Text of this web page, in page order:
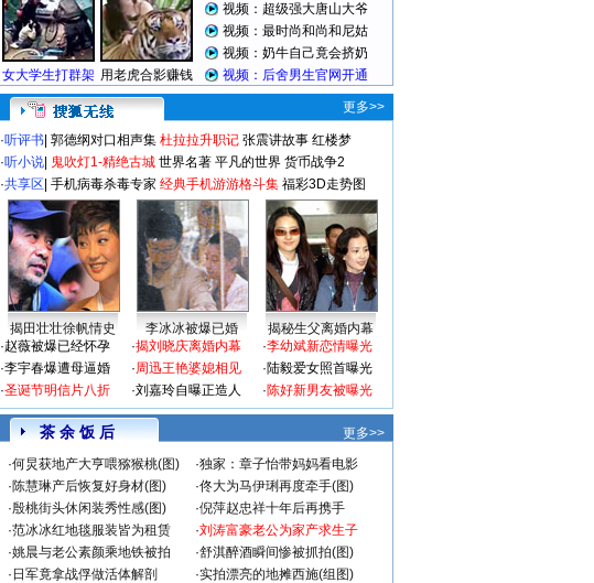
更多>>
·听评书 郭德纲对口相声集 杜拉拉升职记 张震讲故事 红楼梦
·听小说 鬼吹灯1-精绝古城 世界名著 平凡的世界 货币战争2
·共享区 手机病毒杀毒专家 经典手机游游格斗集 福彩3D走势图
揭田壮壮徐帆情史 李冰冰被爆已婚
揭秘生父离婚内幕
·赵薇被爆已经怀孕
·李宇春爆遭母逼婚
·圣诞节明信片八折
·揭刘晓庆离婚内幕
·周迅王艳婆媳相见
·刘嘉玲自曝正造人
·李幼斌新恋情曝光
·陆毅爱女照首曝光
·陈好新男友被曝光
茶 余 饭 后
更多>>
·何炅获地产大亨喂猕猴桃(图) ·独家：章子怡带妈妈看电影
·陈慧琳产后恢复好身材(图) ·佟大为马伊琍再度牵手(图)
·殷桃街头休闲装秀性感(图) ·倪萍赵忠祥十年后再携手
·范冰冰红地毯服装皆为租赁 ·刘涛富豪老公为家产求生子
·姚晨与老公素颜乘地铁被拍 ·舒淇醉酒瞬间惨被抓拍(图)
· 日军竟拿战俘做活体解剖 ·实拍漂亮的地摊西施(组图)